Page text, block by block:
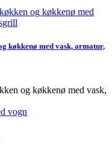
køkkenø med vask, armatur,
og køkkenø med vask,